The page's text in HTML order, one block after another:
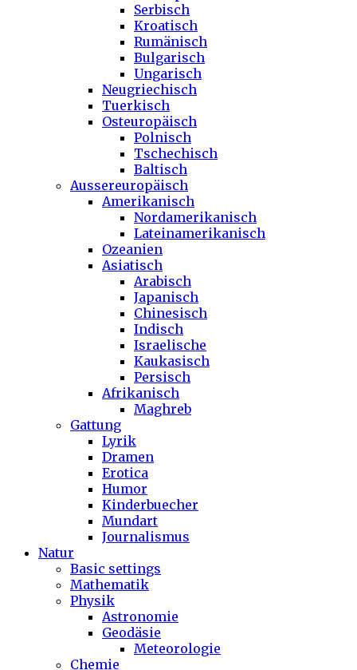
Serbisch
Kroatisch
Rumänisch
Bulgarisch
Ungarisch
Neugriechisch
Tuerkisch
Osteuropäisch
Polnisch
Tschechisch
Baltisch
Aussereuropäisch
Amerikanisch
Nordamerikanisch
Lateinamerikanisch
Ozeanien
Asiatisch
Arabisch
Japanisch
Chinesisch
Indisch
Israelische
Kaukasisch
Persisch
Afrikanisch
Maghreb
Gattung
Lyrik
Dramen
Erotica
Humor
Kinderbuecher
Mundart
Journalismus
Natur
Basic settings
Mathematik
Physik
Astronomie
Geodäsie
Meteorologie
Chemie